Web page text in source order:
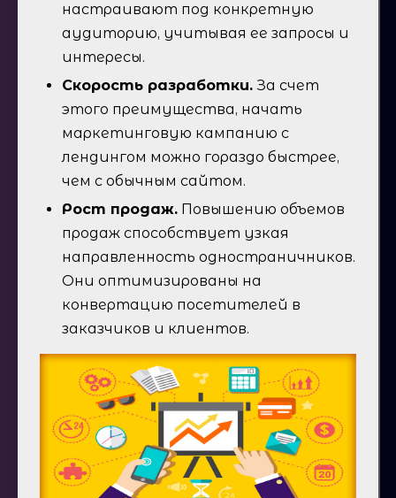
настраивают под конкретную
аудиторию, учитывая ее запросы и
интересы.
Скорость разработки. За счет
этого преимущества, начать
маркетинговую кампанию с
лендингом можно гораздо быстрее,
чем с обычным сайтом.
Рост продаж. Повышению объемов
продаж способствует узкая
направленность одностраничников.
Они оптимизированы на
конвертацию посетителей в
заказчиков и клиентов.